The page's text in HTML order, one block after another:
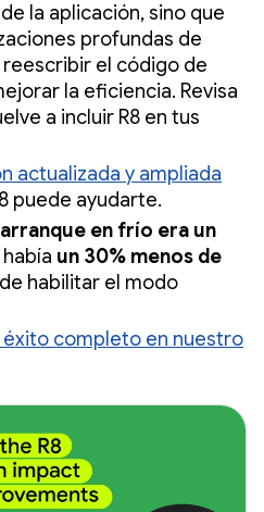
la aplicación, sino que
profundas de
el código de
la eficiencia. Revisa
a incluir R8 en tus
actualizada y ampliada
puede ayudarte.
arranque en frío era un
un 30% menos de
habilitar el modo
éxito completo en nuestro